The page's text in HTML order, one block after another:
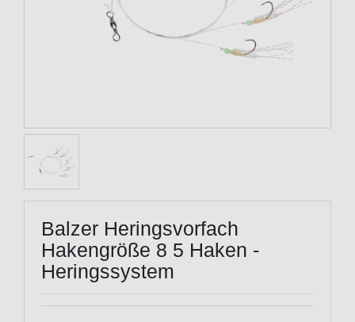
Balzer Heringsvorfach
Hakengröße 8 5 Haken -
Heringssystem